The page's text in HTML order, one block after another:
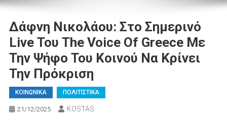
Δάφνη Νικολάου: Στο Σημερινό
Live Του The Voice Of Greece Με
Την Ψήφο Του Κοινού Να Κρίνει
Την Πρόκριση
ΚΟΙΝΩΝΙΚΑ ΠΟΛΙΤΙΣΤΙΚΑ
21/12/2025 KOSTAS